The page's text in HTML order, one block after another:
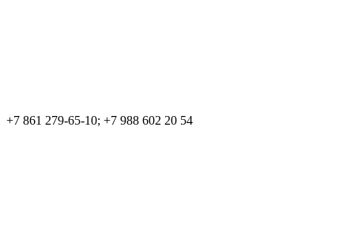
+7 861 279-65-10; +7 988 602 20 54